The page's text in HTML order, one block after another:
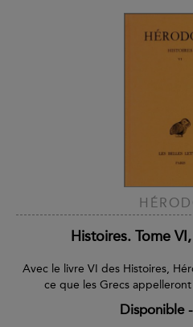
Histoires. Tome
Avec le livre VI des Histoires,
ce que les Grecs
Disponible-